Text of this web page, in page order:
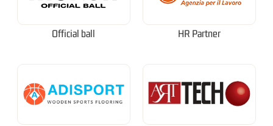
Official ball HR Partner